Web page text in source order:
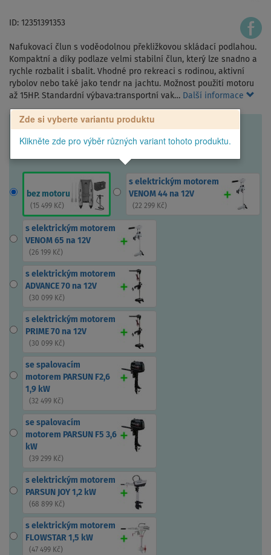
ID: 12351391353
Nafukovací člun s voděodolnou překližkovou skládací podlahou.
Kompaktní a díky podlaze velmi stabilní člun, který lze snadno a
rychle rozbalit i sbalit. Vhodné pro rekreaci s rodinou, aktivní
rybolov nebo také jako tendr na jachtu. Možnost použití motoru
až 15HP. Standardní výbava:transportní vak… Další informace
Zde si vyberte variantu produktu
Klikněte zde pro výběr různých variant tohoto produktu.
bez motoru
( 15 499 Kč)
s elektrickým motorem
VENOM 44 na 12V
(22 299 Kč)
s elektrickým motorem
VENOM 65 na 12V
(26 199 Kč)
s elektrickým motorem
ADVANCE 70 na 12V
(30 099 Kč)
s elektrickým motorem
PRIME 70 na 12V
(30 099 Kč)
se spalovacím
motorem PARSUN F2,6
1,9 kW
(32 499 Kč)
se spalovacím
motorem PARSUN F5 3,6
kW
(39 299 Kč)
s elektrickým motorem
PARSUN JOY 1,2 kW
(68 899 Kč)
s elektrickým motorem
FLOWSTAR 1,5 kW
(47 499 Kč)